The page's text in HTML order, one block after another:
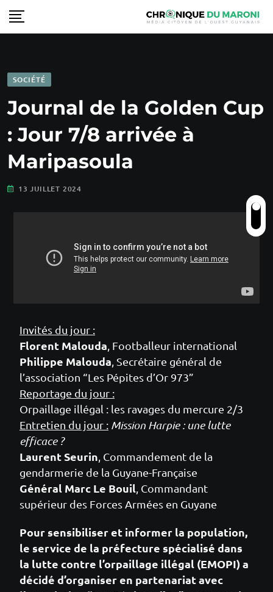
SOCIÉTÉ
Journal de la Golden Cup
: Jour 7/8 arrivée à
Maripasoula
13 JUILLET 2024
Invités du jour :
Florent Malouda , Footballeur international
Philippe Malouda , Secrétaire général de
l’association “Les Pépites d’Or 973”
Reportage du jour :
Orpaillage illégal : les ravages du mercure 2/3
Entretien du jour : Mission Harpie : une lutte
efficace ?
Laurent Seurin , Commandement de la
gendarmerie de la Guyane-Française
Général Marc Le Bouil , Commandant
supérieur des Forces Armées en Guyane
Pour sensibiliser et informer la population,
le service de la préfecture spécialisé dans
la lutte contre l’orpaillage illégal (EMOPI) a
décidé d’organiser en partenariat avec